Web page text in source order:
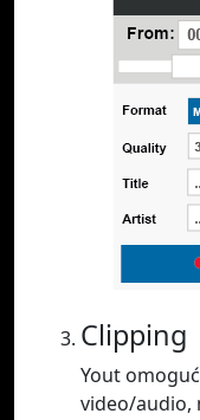
Clipping
Yout
video/audio,